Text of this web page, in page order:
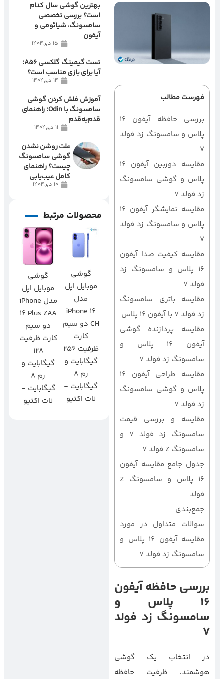
فهرست مطالب
بررسی حافظه آیفون 16
پلاس و سامسونگ زد فولد
7
مقایسه دوربین آیفون 16
پلاس و گوشی سامسونگ
زد فولد 7
مقایسه نمایشگر آیفون 16
پلاس و سامسونگ زد فولد
7
مقایسه کیفیت صدا آیفون
16 پلاس و سامسونگ زد
فولد 7
مقایسه باتری سامسونگ
زد فولد 7 با آیفون 16 پلاس
مقایسه پردازنده گوشی
آیفون 16 پلاس و
سامسونگ زد فولد 7
مقایسه طراحی آیفون 16
پلاس و گوشی سامسونگ
زد فولد 7
مقایسه و بررسی قیمت
سامسونگ زد فولد 7 و
سامسونگ Z فولد 7
جدول جامع مقایسه آیفون
16 پلاس و سامسونگ Z
فولد
جمع‌بندی
سوالات متداول در مورد
مقایسه آیفون 16 پلاس و
سامسونگ زد فولد 7
بررسی حافظهآیفون
16 پلاس و
سامسونگ زد فولد
7
در انتخاب یک گوشی
هوشمند، ظرفیت حافظه
بهترین گوشی سال کدام
است؟ بررسی تخصصی
سامسونگ، شیائومی و
آیفون
15 دی1404
تست گیمینگ گلکسی A56؛
آیا برای بازی مناسب است؟
14 دی1404
آموزش فلش کردن گوشی
سامسونگ با Odin؛ راهنمای
قدم‌به‌قدم
11 دی1404
علت روشن نشدن
گوشی سامسونگ
چیست؟ راهنمای
کامل عیب‌یابی
10 دی1404
محصولات مرتبط
گوشی
موبایل اپل
مدل
iPhone 16
CH دو سیم
کارت
ظرفیت 256
گیگابایت و
رم 8
گیگابایت -
نات اکتیو
گوشی
موبایل اپل
مدل iPhone
16 Plus ZAA
دو سیم‌
کارت ظرفیت
128
گیگابایت و
رم 8
گیگابایت -
نات اکتیو